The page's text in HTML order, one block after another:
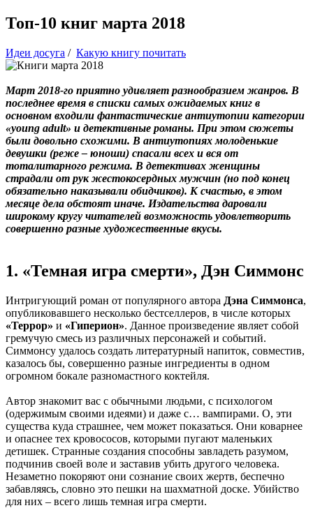
Топ-10 книг марта 2018
Идеи досуга / Какую книгу почитать
Март 2018-го приятно удивляет разнообразием жанров. В
последнее время в списки самых ожидаемых книг в
основном входили фантастические антиутопии категории
«young adult» и детективные романы. При этом сюжеты
были довольно схожими. В антиутопиях молоденькие
девушки (реже – юноши) спасали всех и вся от
тоталитарного режима. В детективах женщины
страдали от рук жестокосердных мужчин (но под конец
обязательно наказывали обидчиков). К счастью, в этом
месяце дела обстоят иначе. Издательства даровали
широкому кругу читателей возможность удовлетворить
совершенно разные художественные вкусы.
1. «Темная игра смерти», Дэн Симмонс
Интригующий роман от популярного автора Дэна Симмонса,
опубликовавшего несколько бестселлеров, в числе которых
«Террор» и «Гиперион». Данное произведение являет собой
гремучую смесь из различных персонажей и событий.
Симмонсу удалось создать литературный напиток, совместив,
казалось бы, совершенно разные ингредиенты в одном
огромном бокале разномастного коктейля.
Автор знакомит вас с обычными людьми, с психологом
(одержимым своими идеями) и даже с… вампирами. О, эти
существа куда страшнее, чем может показаться. Они коварнее
и опаснее тех кровососов, которыми пугают маленьких
детишек. Странные создания способны завладеть разумом,
подчинив своей воле и заставив убить другого человека.
Незаметно покоряют они сознание своих жертв, беспечно
забавляясь, словно это пешки на шахматной доске. Убийство
для них – всего лишь темная игра смерти.